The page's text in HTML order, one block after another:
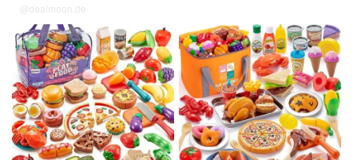
@dealmoon.de